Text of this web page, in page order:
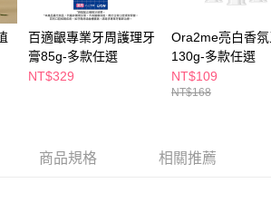
取消欲退款等相關疑問，請聯繫「AFTEE先享後付
support/home
有限公司提供之「AFTEE先享後付」服務完成之交
圍內提供個人資料，並將交易相關給付款項請求債
先徵得法定代理人或監護人之同意方可使用
未經同意申辦者引起之損失，本公司不負相關責
含以上)免運費
含以上)免運費
百適齦專業牙周護理牙
膏85g-多款任選
NT$329
Ora2me亮白香
130g-多款任選
NT$109
NT$168
商品規格 相關推薦